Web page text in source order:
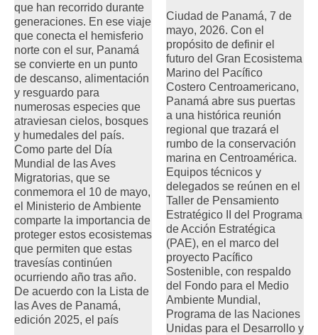
que han recorrido durante
generaciones. En ese viaje
que conecta el hemisferio
norte con el sur, Panamá
se convierte en un punto
de descanso, alimentación
y resguardo para
numerosas especies que
atraviesan cielos, bosques
y humedales del país.
Como parte del Día
Mundial de las Aves
Migratorias, que se
conmemora el 10 de mayo,
el Ministerio de Ambiente
comparte la importancia de
proteger estos ecosistemas
que permiten que estas
travesías continúen
ocurriendo año tras año.
De acuerdo con la Lista de
las Aves de Panamá,
edición 2025, el país
Ciudad de Panamá, 7 de
mayo, 2026. Con el
propósito de definir el
futuro del Gran Ecosistema
Marino del Pacífico
Costero Centroamericano,
Panamá abre sus puertas
a una histórica reunión
regional que trazará el
rumbo de la conservación
marina en Centroamérica.
Equipos técnicos y
delegados se reúnen en el
Taller de Pensamiento
Estratégico II del Programa
de Acción Estratégica
(PAE), en el marco del
proyecto Pacífico
Sostenible, con respaldo
del Fondo para el Medio
Ambiente Mundial,
Programa de las Naciones
Unidas para el Desarrollo y